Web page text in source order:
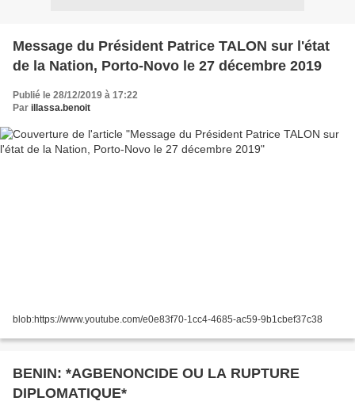
Message du Président Patrice TALON sur l'état
de la Nation, Porto-Novo le 27 décembre 2019
Publié le 28/12/2019 à 17:22
Par illassa.benoit
blob:https://www.youtube.com/e0e83f70-1cc4-4685-ac59-9b1cbef37c38
BENIN: *AGBENONCIDE OU LA RUPTURE
DIPLOMATIQUE*